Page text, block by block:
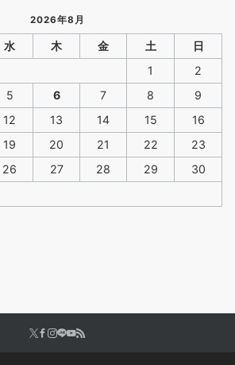
2026年8月
水 木 金 土
日
1
2
5 6 7 8
9
12 13 14 15
16
19 20 21 22
23
26 27 28 29
30